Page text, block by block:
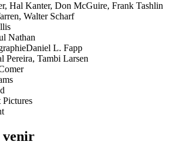
Hal Kanter, Don McGuire, Frank Tashlin
Walter Scharf
Nathan
Daniel L. Fapp
Pereira, Tambi Larsen
Pictures
venir